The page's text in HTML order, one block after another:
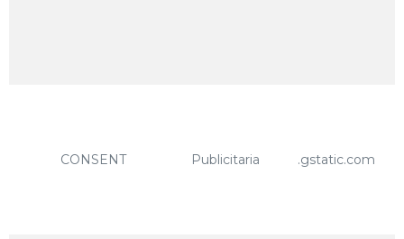
CONSENT Publicitaria .gstatic.com